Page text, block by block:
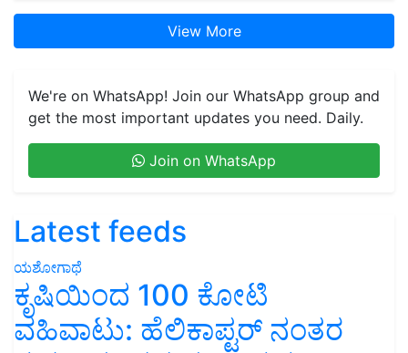
View More
We're on WhatsApp! Join our WhatsApp group and
get the most important updates you need. Daily.
Join on WhatsApp
Latest feeds
ಯಶೋಗಾಥೆ
ಕೃಷಿಯಿಂದ 100 ಕೋಟಿ
ವಹಿವಾಟು: ಹೆಲಿಕಾಪ್ಟರ್ ನಂತರ